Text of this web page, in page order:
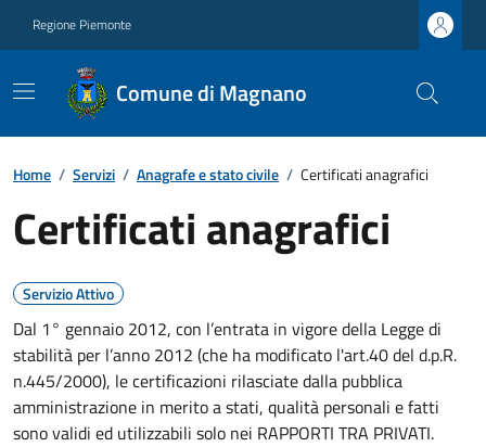
Regione Piemonte
Comune di Magnano
Home / Servizi / Anagrafe e stato civile / Certificati anagrafici
Certificati anagrafici
Servizio Attivo
Dal 1° gennaio 2012, con l’entrata in vigore della Legge di
stabilità per l’anno 2012 (che ha modificato l'art.40 del d.p.R.
n.445/2000), le certificazioni rilasciate dalla pubblica
amministrazione in merito a stati, qualità personali e fatti
sono validi ed utilizzabili solo nei RAPPORTI TRA PRIVATI.